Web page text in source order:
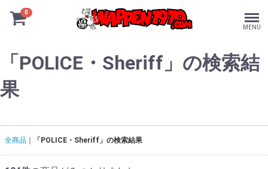
0
MENU
「POLICE・Sheriff」の検索結
果
全商品 「POLICE・Sheriff」の検索結果